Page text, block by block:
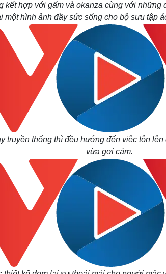
kết hợp với gấm và okanza cùng với
một hình ảnh đầy sức sống cho bộ sưu tập
truyền thống thì đều hướng đến việc tôn
vừa gợi cảm.